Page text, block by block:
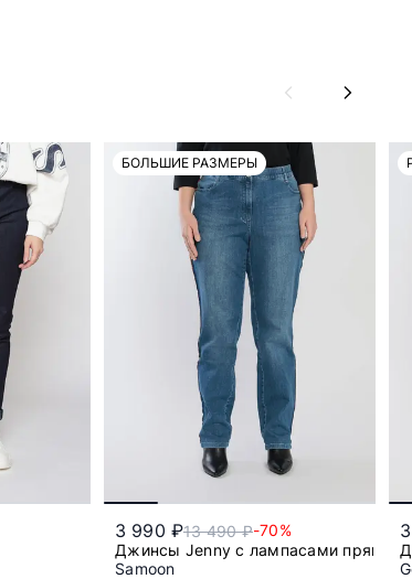
БОЛЬШИЕ РАЗМЕРЫ
3 990 ₽13 490 ₽-70%
Джинсы Jenny с лампасами прямого
Samoon